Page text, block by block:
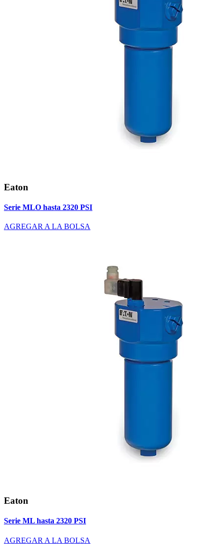
Eaton
Serie MLO hasta 2320 PSI
AGREGAR A LA BOLSA
Eaton
Serie ML hasta 2320 PSI
AGREGAR A LA BOLSA